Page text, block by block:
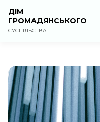
ДІМ
ГРОМАДЯНСЬКОГО
СУСПІЛЬСТВА